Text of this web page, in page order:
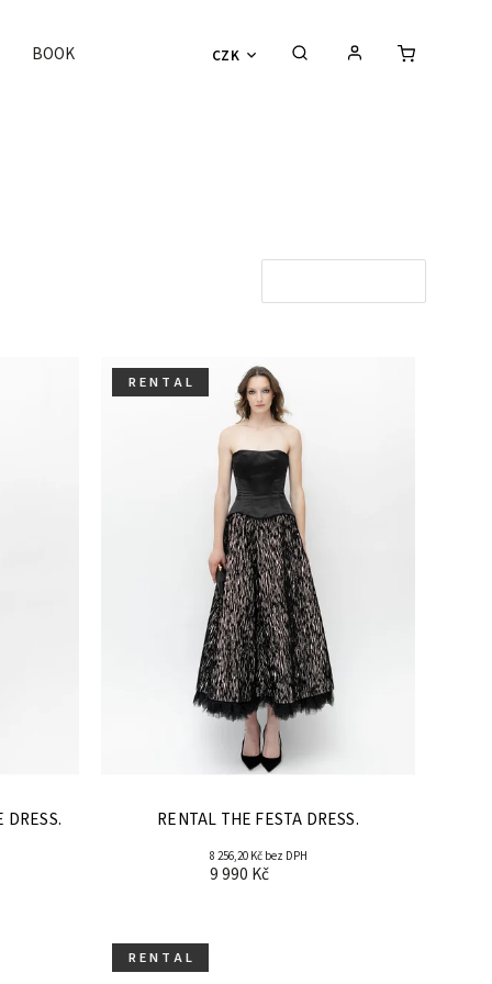
CZK
BOOK
DRESS.
R E N T A L
RENTAL THE FESTA DRESS.
8 256,20 Kč bez DPH
9 990 Kč
R E N T A L